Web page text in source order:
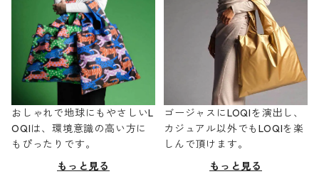
おしゃれで地球にもやさしいL
OQIは、環境意識の高い方に
もぴったりです。
もっと見る
ゴージャスにLOQIを演出し、
カジュアル以外でもLOQIを楽
しんで頂けます。
もっと見る